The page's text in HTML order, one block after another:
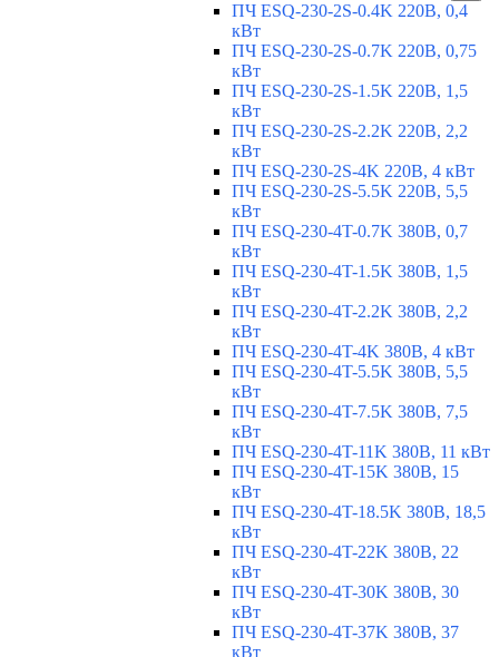
ПЧ ESQ-230-2S-0.4K 220В, 0,4
кВт
ПЧ ESQ-230-2S-0.7K 220В, 0,75
кВт
ПЧ ESQ-230-2S-1.5K 220В, 1,5
кВт
ПЧ ESQ-230-2S-2.2K 220В, 2,2
кВт
ПЧ ESQ-230-2S-4K 220В, 4 кВт
ПЧ ESQ-230-2S-5.5K 220В, 5,5
кВт
ПЧ ESQ-230-4T-0.7K 380В, 0,7
кВт
ПЧ ESQ-230-4T-1.5K 380В, 1,5
кВт
ПЧ ESQ-230-4T-2.2K 380В, 2,2
кВт
ПЧ ESQ-230-4T-4K 380В, 4 кВт
ПЧ ESQ-230-4T-5.5K 380В, 5,5
кВт
ПЧ ESQ-230-4T-7.5K 380В, 7,5
кВт
ПЧ ESQ-230-4T-11K 380В, 11 кВт
ПЧ ESQ-230-4T-15K 380В, 15
кВт
ПЧ ESQ-230-4T-18.5K 380В, 18,5
кВт
ПЧ ESQ-230-4T-22K 380В, 22
кВт
ПЧ ESQ-230-4T-30K 380В, 30
кВт
ПЧ ESQ-230-4T-37K 380В, 37
кВт